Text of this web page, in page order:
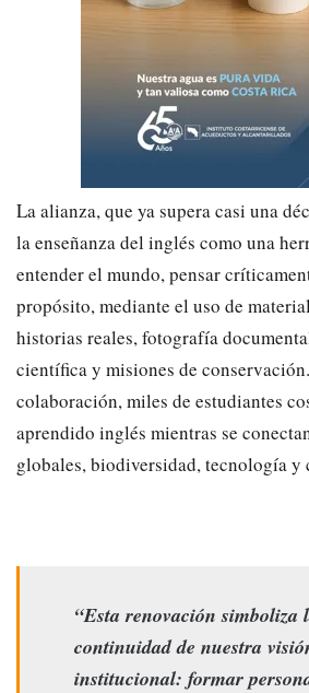
La alianza, que ya supera casi una
la enseñanza del inglés como una
entender el mundo, pensar
propósito, mediante el uso de
historias reales, fotografía
científica y misiones de
colaboración, miles de estudiantes
aprendido inglés mientras se
globales, biodiversidad, tecnología y
“Esta renovación simboliza
continuidad de nuestra
institucional: formar